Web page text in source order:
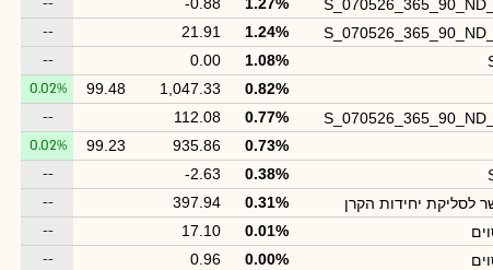
1.24%
21.91
--
1.08%
0.00
--
0.82%
1,047.33
99.48
0.02%
0.77%
112.08
--
0.73%
935.86
99.23
0.02%
0.38%
-2.63
--
לסליקת יחידות הקרן 0.31%
397.94
--
0.01%
17.10
--
0.00%
0.96
--